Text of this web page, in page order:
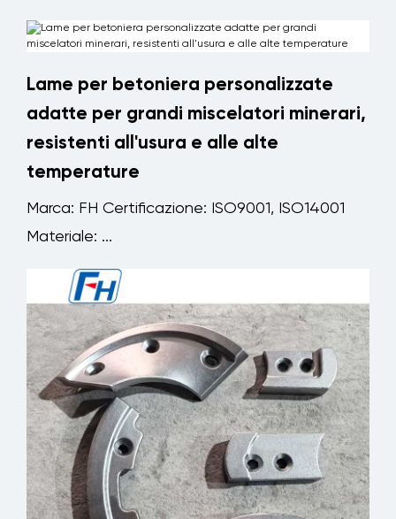
Lame per betoniera personalizzate
adatte per grandi miscelatori minerari,
resistenti all'usura e alle alte
temperature
Marca: FH Certificazione: ISO9001, ISO14001
Materiale: ...